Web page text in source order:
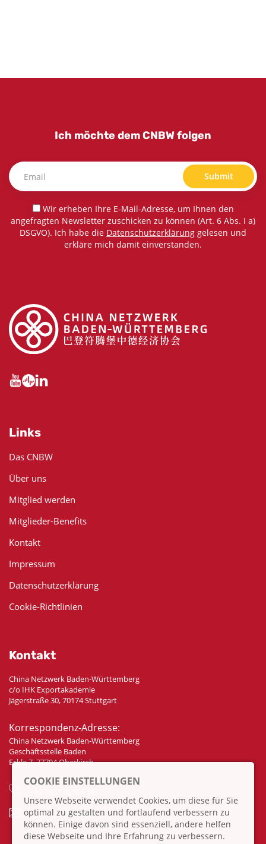
Ich möchte dem CNBW folgen
Submit
Wir erheben Ihre E-Mail-Adresse, um Ihnen den
angefragten Newsletter zuschicken zu können (Art. 6 Abs. I a)
DSGVO). Ich habe die Datenschutzerklärung gelesen und
erkläre mich damit einverstanden.
Links
Das CNBW
Über uns
Mitglied werden
Mitglieder-Benefits
Kontakt
Impressum
Datenschutzerklärung
Cookie-Richtlinien
Kontakt
China Netzwerk Baden-Württemberg
c/o IHK Exportakademie
Jägerstraße 30, 70174 Stuttgart
Korrespondenz-Adresse:
China Netzwerk Baden-Württemberg
Geschäftsstelle Baden
Eckle 7, 77704 Oberkirch
info@china-bw.net
COOKIE EINSTELLUNGEN
Unsere Webseite verwendet Cookies, um diese für Sie
optimal zu gestalten und fortlaufend verbessern zu
können. Einige davon sind essenziell, andere helfen
diese Webseite und Ihre Erfahrung zu verbessern.